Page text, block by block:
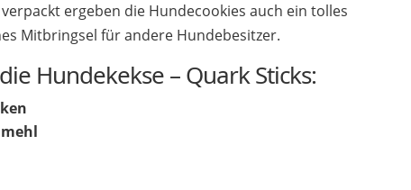
ergeben die Hundecookies auch ein tolles
Mitbringsel für andere Hundebesitzer.
Hundekekse – Quark Sticks: